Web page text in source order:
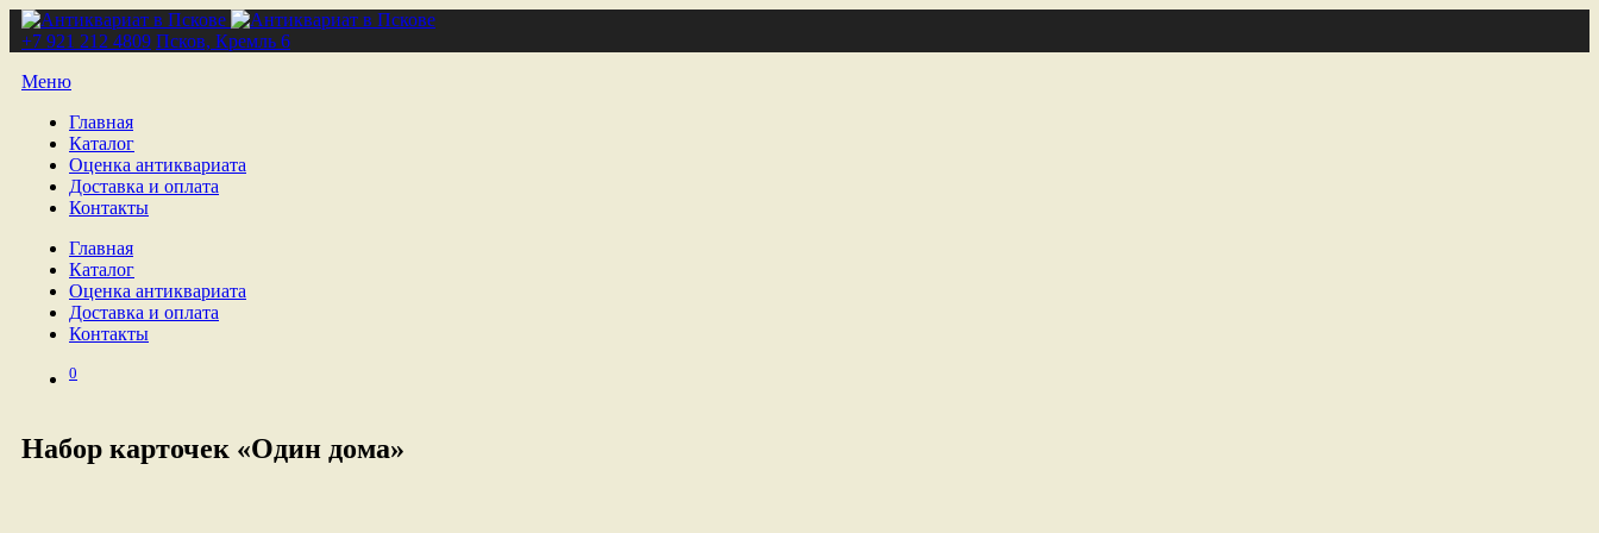
+7 921 212 4809 Псков, Кремль 6
Меню
Главная
Каталог
Оценка антиквариата
Доставка и оплата
Контакты
Главная
Каталог
Оценка антиквариата
Доставка и оплата
Контакты
0
Набор карточек «Один дома»